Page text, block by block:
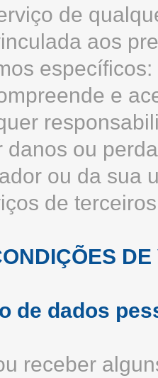
de
aos
específicos:
e
danos ou
ou da sua
de
de dados
receber